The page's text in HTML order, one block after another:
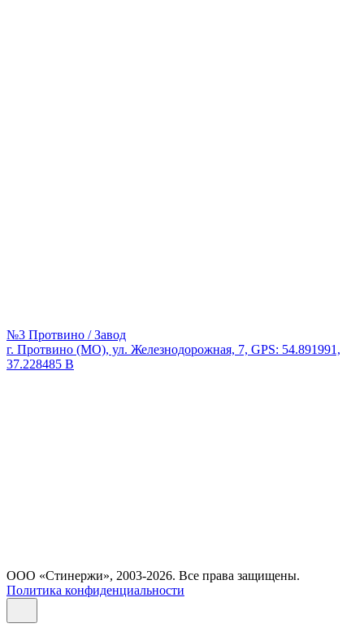
№3 Протвино / Завод
г. Протвино (МО), ул. Железнодорожная, 7, GPS: 54.891991,
37.228485 В
ООО «Стинержи», 2003-2026. Все права защищены.
Политика конфиденциальности